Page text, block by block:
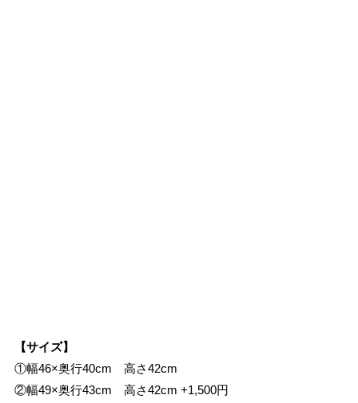
【サイズ】
①幅46×奥行40cm 高さ42cm
②幅49×奥行43cm 高さ42cm +1,500円